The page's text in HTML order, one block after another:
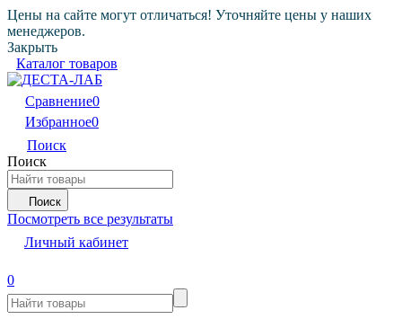
Цены на сайте могут отличаться! Уточняйте цены у наших
менеджеров.
Закрыть
Каталог товаров
Сравнение0
Избранное0
Поиск
Поиск
Поиск
Посмотреть все результаты
Личный кабинет
0